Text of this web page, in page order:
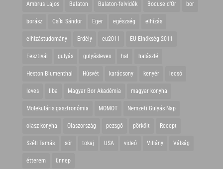
Ambrus Lajos Balaton Balaton-felvidék Bocuse d'Or bor
borász Csíki Sándor Eger egészség elhízás
elhízástudomány Erdély eu2011 EU Elnökség 2011
Fesztivál gulyás gulyásleves hal halászlé
Heston Blumenthal Húsvét karácsony kenyér lecsó
leves liba Magyar Bor Akadémia magyar konyha
Molekuláris gasztronómia MOMOT Nemzeti Gulyás Nap
olasz konyha Olaszország pezsgő pörkölt Recept
Széll Tamás sör tokaj USA videó Villány Válság
étterem ünnep